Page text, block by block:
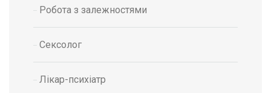
Робота з залежностями
Сексолог
Лікар-психіатр